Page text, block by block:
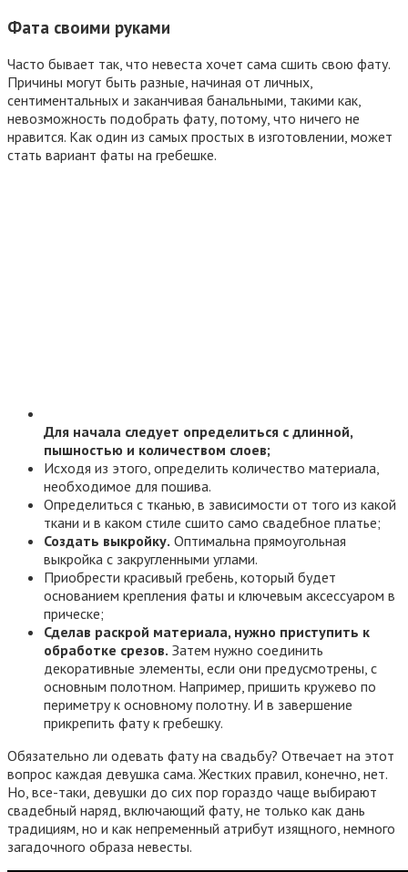
Фата своими руками
Часто бывает так, что невеста хочет сама сшить свою фату.
Причины могут быть разные, начиная от личных,
сентиментальных и заканчивая банальными, такими как,
невозможность подобрать фату, потому, что ничего не
нравится. Как один из самых простых в изготовлении, может
стать вариант фаты на гребешке.
Для начала следует определиться с длинной,
пышностью и количеством слоев;
Исходя из этого, определить количество материала,
необходимое для пошива.
Определиться с тканью, в зависимости от того из какой
ткани и в каком стиле сшито само свадебное платье;
Создать выкройку. Оптимальна прямоугольная
выкройка с закругленными углами.
Приобрести красивый гребень, который будет
основанием крепления фаты и ключевым аксессуаром в
прическе;
Сделав раскрой материала, нужно приступить к
обработке срезов. Затем нужно соединить
декоративные элементы, если они предусмотрены, с
основным полотном. Например, пришить кружево по
периметру к основному полотну. И в завершение
прикрепить фату к гребешку.
Обязательно ли одевать фату на свадьбу? Отвечает на этот
вопрос каждая девушка сама. Жестких правил, конечно, нет.
Но, все-таки, девушки до сих пор гораздо чаще выбирают
свадебный наряд, включающий фату, не только как дань
традициям, но и как непременный атрибут изящного, немного
загадочного образа невесты.